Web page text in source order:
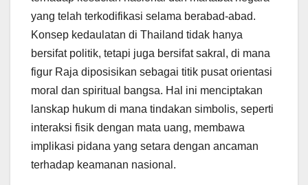
yang telah terkodifikasi selama berabad-abad.
Konsep kedaulatan di Thailand tidak hanya
bersifat politik, tetapi juga bersifat sakral, di mana
figur Raja diposisikan sebagai titik pusat orientasi
moral dan spiritual bangsa. Hal ini menciptakan
lanskap hukum di mana tindakan simbolis, seperti
interaksi fisik dengan mata uang, membawa
implikasi pidana yang setara dengan ancaman
terhadap keamanan nasional.